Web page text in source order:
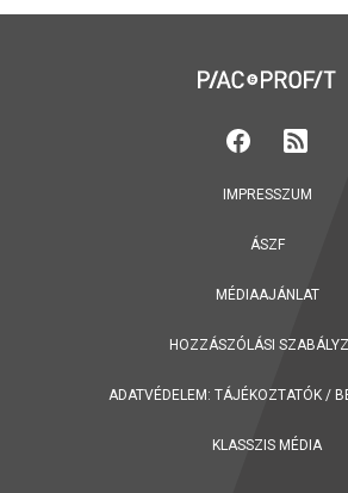
IMPRESSZUM
ÁSZF
MÉDIAAJÁNLAT
HOZZÁSZÓLÁSI
ADATVÉDELEM: TÁJÉKOZTATÓK /
KLASSZIS MÉDIA